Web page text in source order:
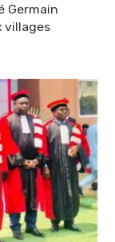
Germain
villages